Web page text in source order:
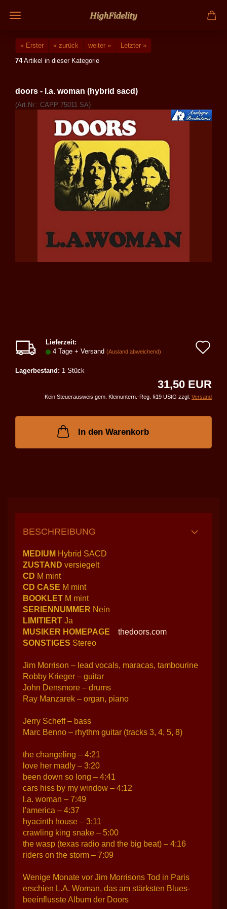
« Erster « zurück weiter »
Letzter »
74Artikel in dieser Kategorie
doors - l.a. woman (hybrid sacd)
(Art.Nr.: CAPP 75011 SA)
Lieferzeit:
4 Tage + Versand (Ausland abweichend)
Lagerbestand: 1 Stück
31,50 EUR
Kein Steuerausweis gem. Kleinuntern.-Reg. §19 UStG zzgl. Versand
In den Warenkorb
BESCHREIBUNG
MEDIUM Hybrid SACD
ZUSTAND versiegelt
CD M mint
CD CASE M mint
BOOKLET M mint
SERIENNUMMER Nein
LIMITIERT Ja
MUSIKER HOMEPAGE
thedoors.com
SONSTIGES Stereo
Jim Morrison – lead vocals, maracas, tambourine
Robby Krieger – guitar
John Densmore – drums
Ray Manzarek – organ, piano
Jerry Scheff – bass
Marc Benno – rhythm guitar (tracks 3, 4, 5, 8)
the changeling – 4:21
love her madly – 3:20
been down so long – 4:41
cars hiss by my window – 4:12
l.a. woman – 7:49
l'america – 4:37
hyacinth house – 3:11
crawling king snake – 5:00
the wasp (texas radio and the big beat) – 4:16
riders on the storm – 7:09
Wenige Monate vor Jim Morrisons Tod in Paris
erschien L.A. Woman, das am stärksten Blues-
beeinflusste Album der Doors